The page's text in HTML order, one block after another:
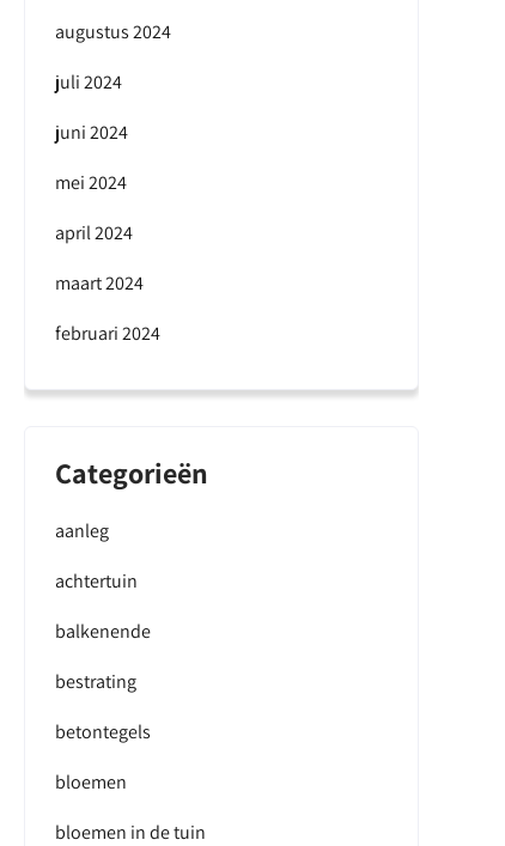
augustus 2024
juli 2024
juni 2024
mei 2024
april 2024
maart 2024
februari 2024
Categorieën
aanleg
achtertuin
balkenende
bestrating
betontegels
bloemen
bloemen in de tuin